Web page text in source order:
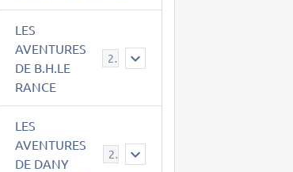
LES
AVENTURES
DE B.H.LE
RANCE
21
LES
AVENTURES
DE DANY
29